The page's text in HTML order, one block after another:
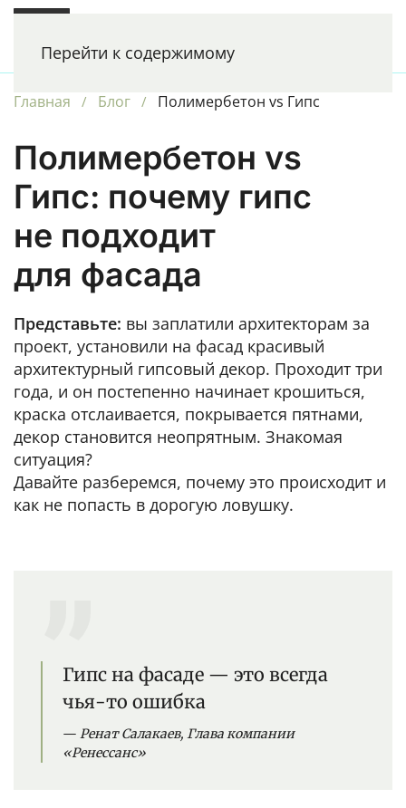
Перейти к содержимому
ФАСАДНЫЙ ПРЕМИУМ
Главная Блог Полимербетон vs Гипс
Полимербетон vs
Гипс: почему гипс
не подходит
для фасада
Представьте: вы заплатили архитекторам за
проект, установили на фасад красивый
архитектурный гипсовый декор. Проходит три
года, и он постепенно начинает крошиться,
краска отслаивается, покрывается пятнами,
декор становится неопрятным. Знакомая
ситуация?
Давайте разберемся, почему это происходит и
как не попасть в дорогую ловушку.
Гипс на фасаде — это всегда
чья-то ошибка
Ренат Салакаев, Глава компании
«Ренессанс»